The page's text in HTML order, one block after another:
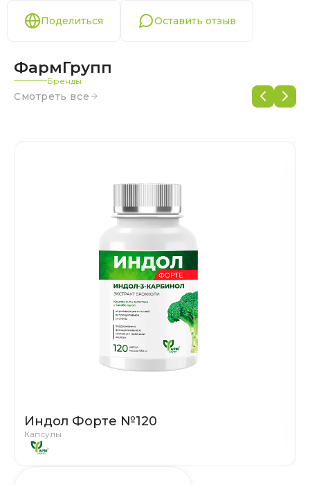
Поделиться Оставить отзыв
ФармГрупп
Бренды
Смотреть все
Индол Форте №120
Капсулы